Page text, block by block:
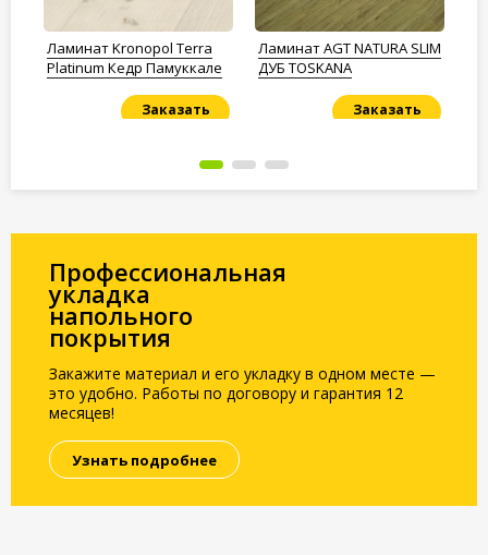
Ламинат Kronopol Terra
Platinum Кедр Памуккале
Заказать
Ламинат AGT NATURA SLIM
ДУБ TOSKANA
Заказать
Профессиональная
укладка
напольного
покрытия
Закажите материал и его укладку в одном месте —
это удобно. Работы по договору и гарантия 12
месяцев!
Узнать подробнее